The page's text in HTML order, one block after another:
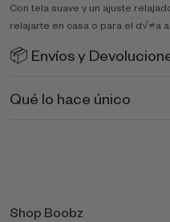
Con tela suave y un ajuste
relajarte en casa o para el d√≠a a
📦 Envíos y
Qué lo hace único
Shop Boobz